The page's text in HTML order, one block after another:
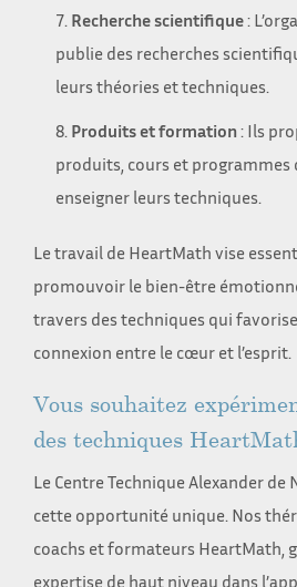
Recherche scientifique:
publie des recherches
leurs théories et techniques.
Produits et formation: Ils
produits, cours et
enseigner leurs techniques.
Le travail de HeartMath vise
promouvoir le bien-être
travers des techniques qui
connexion entre le cœur et l’esprit.
Vous souhaitez
des techniques
Le Centre Technique Alexander
cette opportunité unique. Nos
coachs et formateurs HeartMath,
expertise de haut niveau dans